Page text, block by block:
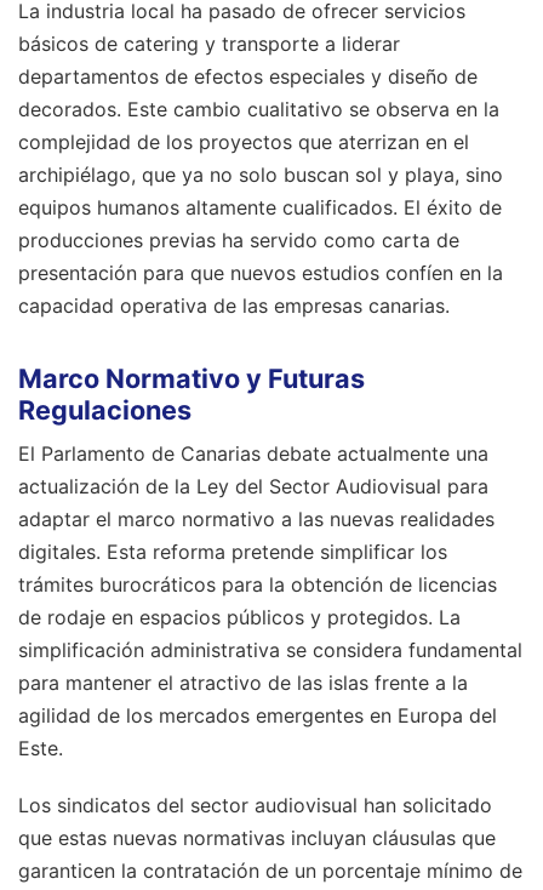
La industria local ha pasado de ofrecer servicios
básicos de catering y transporte a liderar
departamentos de efectos especiales y diseño de
decorados. Este cambio cualitativo se observa en la
complejidad de los proyectos que aterrizan en el
archipiélago, que ya no solo buscan sol y playa, sino
equipos humanos altamente cualificados. El éxito de
producciones previas ha servido como carta de
presentación para que nuevos estudios confíen en la
capacidad operativa de las empresas canarias.
Marco Normativo y Futuras
Regulaciones
El Parlamento de Canarias debate actualmente una
actualización de la Ley del Sector Audiovisual para
adaptar el marco normativo a las nuevas realidades
digitales. Esta reforma pretende simplificar los
trámites burocráticos para la obtención de licencias
de rodaje en espacios públicos y protegidos. La
simplificación administrativa se considera fundamental
para mantener el atractivo de las islas frente a la
agilidad de los mercados emergentes en Europa del
Este.
Los sindicatos del sector audiovisual han solicitado
que estas nuevas normativas incluyan cláusulas que
garanticen la contratación de un porcentaje mínimo de